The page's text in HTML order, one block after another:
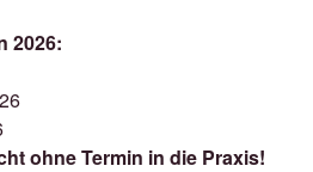
2026:
ohne Termin in die Praxis!